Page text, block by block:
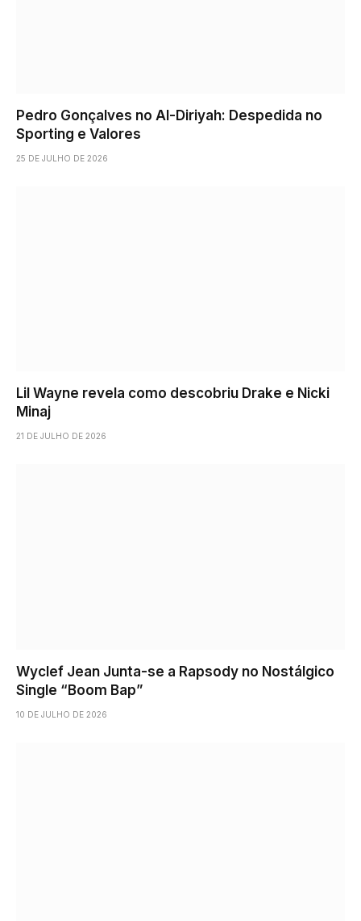
Pedro Gonçalves no Al-Diriyah: Despedida no
Sporting e Valores
25 DE JULHO DE 2026
Lil Wayne revela como descobriu Drake e Nicki
Minaj
21 DE JULHO DE 2026
Wyclef Jean Junta-se a Rapsody no Nostálgico
Single “Boom Bap”
10 DE JULHO DE 2026